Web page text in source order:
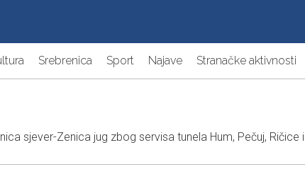
Srebrenica Sport Najave Stranačke aktivnosti
sjever-Zenica jug zbog servisa tunela Hum, Pečuj, Ričice i